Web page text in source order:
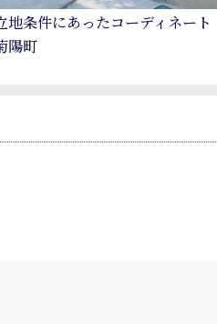
地条件にあったコーディネート
陽町